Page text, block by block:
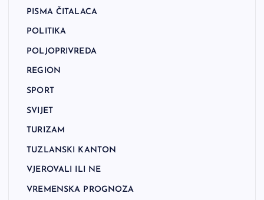
PISMA ČITALACA
POLITIKA
POLJOPRIVREDA
REGION
SPORT
SVIJET
TURIZAM
TUZLANSKI KANTON
VJEROVALI ILI NE
VREMENSKA PROGNOZA